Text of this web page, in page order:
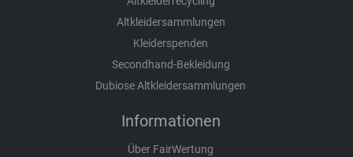
Altkleidersammlungen
Kleiderspenden
Secondhand-Bekleidung
Dubiose Altkleidersammlungen
Informationen
Über FairWertung